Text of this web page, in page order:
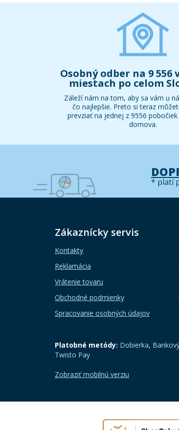
Osobný odber na 9 556
miestach po celom
Záleží nám na tom, aby sa vám u
čo najlepšie. Preto si teraz
prevziať na jednej z 9556
domova.
* platí
Zákaznícky servis
Kontakty
Reklamácia
Vrátenie tovaru
Obchodné podmienky
Spracovanie osobných údajov
Platobné metódy: Dobierka,
Twisto Pay
Zobraziť mobilnú verziu